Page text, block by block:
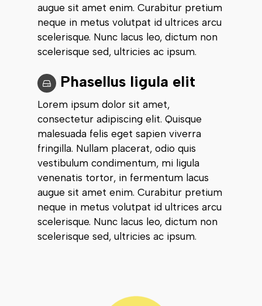
augue sit amet enim. Curabitur pretium
neque in metus volutpat id ultrices arcu
scelerisque. Nunc lacus leo, dictum non
scelerisque sed, ultricies ac ipsum.
Phasellus ligula elit
Lorem ipsum dolor sit amet,
consectetur adipiscing elit. Quisque
malesuada felis eget sapien viverra
fringilla. Nullam placerat, odio quis
vestibulum condimentum, mi ligula
venenatis tortor, in fermentum lacus
augue sit amet enim. Curabitur pretium
neque in metus volutpat id ultrices arcu
scelerisque. Nunc lacus leo, dictum non
scelerisque sed, ultricies ac ipsum.